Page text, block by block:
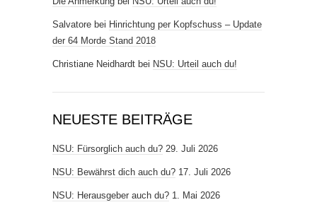
Salvatore bei Hinrichtung per Kopfschuss – Update
der 64 Morde Stand 2018
Christiane Neidhardt bei NSU: Urteil auch du!
NEUESTE BEITRÄGE
NSU: Fürsorglich auch du? 29. Juli 2026
NSU: Bewährst dich auch du? 17. Juli 2026
NSU: Herausgeber auch du? 1. Mai 2026